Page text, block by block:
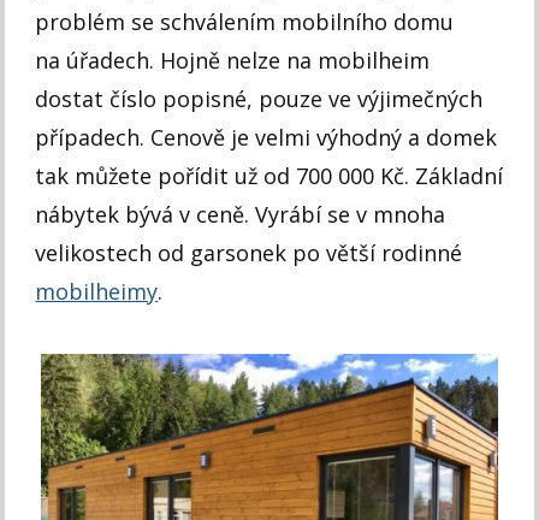
problém se schválením mobilního domu
na úřadech. Hojně nelze na mobilheim
dostat číslo popisné, pouze ve výjimečných
případech. Cenově je velmi výhodný a domek
tak můžete pořídit už od 700 000 Kč. Základní
nábytek bývá v ceně. Vyrábí se v mnoha
velikostech od garsonek po větší rodinné
mobilheimy.